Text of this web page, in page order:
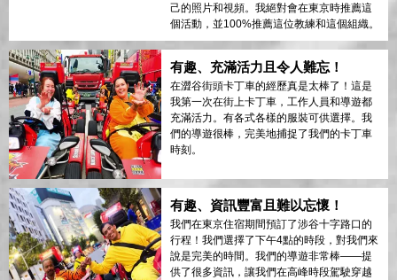
己的照片和視頻。我絕對會在東京時推薦這
個活動，並100%推薦這位教練和這個組織。
有趣、充滿活力且令人難忘！
在澀谷街頭卡丁車的經歷真是太棒了！這是
我第一次在街上卡丁車，工作人員和導遊都
充滿活力。有各式各樣的服裝可供選擇。我
們的導遊很棒，完美地捕捉了我們的卡丁車
時刻。
有趣、資訊豐富且難以忘懷！
我們在東京住宿期間預訂了涉谷十字路口的
行程！我們選擇了下午4點的時段，對我們來
說是完美的時間。我們的導遊非常棒——提
供了很多資訊，讓我們在高峰時段駕駛穿越